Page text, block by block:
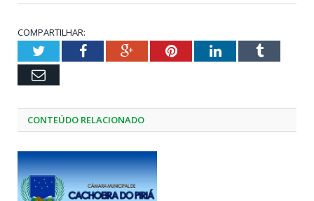
COMPARTILHAR:
TwitterFacebookGoogle+PinterestLinkedInTumblr
Email
CONTEÚDO RELACIONADO